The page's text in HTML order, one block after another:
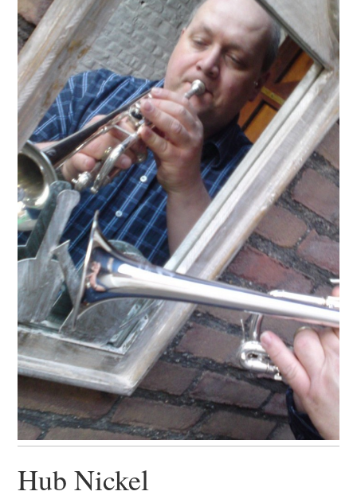
Hub Nickel